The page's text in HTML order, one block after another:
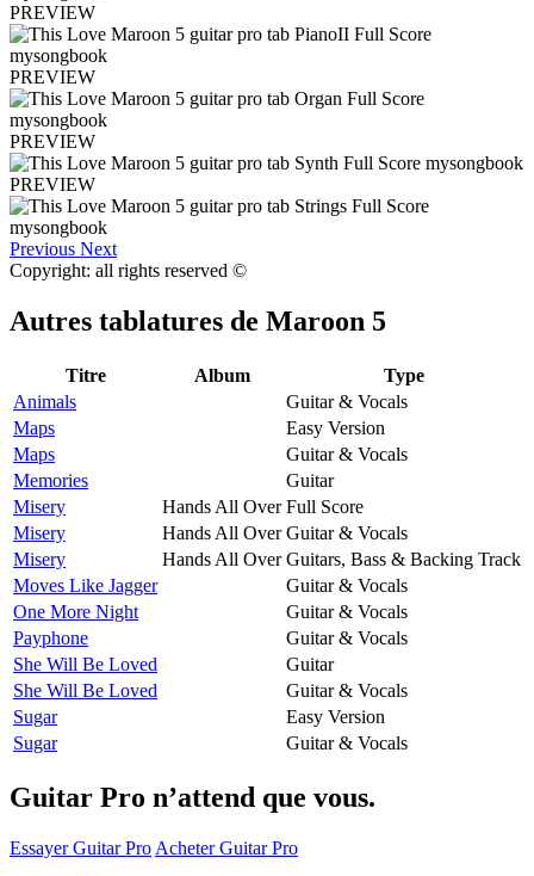
PREVIEW
PREVIEW
PREVIEW
PREVIEW
Previous Next
Copyright: all rights reserved ©
Autres tablatures de Maroon 5
Titre Album
Type
Animals
Guitar & Vocals
Maps
Easy Version
Maps
Guitar & Vocals
Memories
Guitar
Misery
Hands All Over Full Score
Misery
Hands All Over Guitar & Vocals
Misery
Hands All Over Guitars, Bass & Backing Track
Moves Like Jagger
Guitar & Vocals
One More Night
Guitar & Vocals
Payphone
Guitar & Vocals
She Will Be Loved
Guitar
She Will Be Loved
Guitar & Vocals
Sugar
Easy Version
Sugar
Guitar & Vocals
Guitar Pro n’attend que vous.
Essayer Guitar Pro Acheter Guitar Pro